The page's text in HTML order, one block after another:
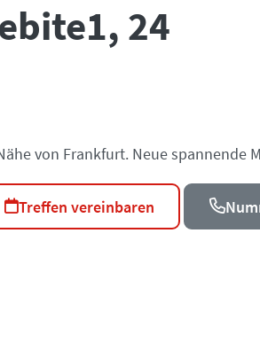
, 24
von Frankfurt. Neue
Treffen vereinbaren